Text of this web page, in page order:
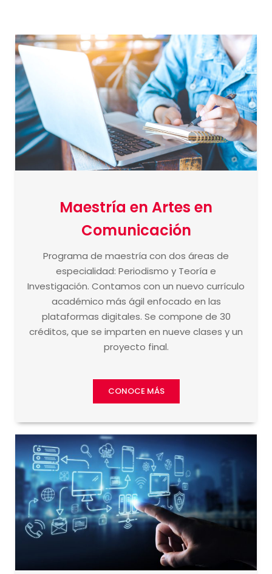
Maestría en Artes en
Comunicación
Programa de maestría con dos áreas de
especialidad: Periodismo y Teoría e
Investigación. Contamos con un nuevo currículo
académico más ágil enfocado en las
plataformas digitales. Se compone de 30
créditos, que se imparten en nueve clases y un
proyecto final.
CONOCE MÁS